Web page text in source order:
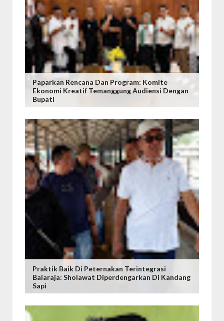
Paparkan Rencana Dan Program: Komite
Ekonomi Kreatif Temanggung Audiensi Dengan
Bupati
Praktik Baik Di Peternakan Terintegrasi
Balaraja: Sholawat Diperdengarkan Di Kandang
Sapi